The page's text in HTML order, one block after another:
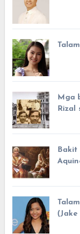
Mga